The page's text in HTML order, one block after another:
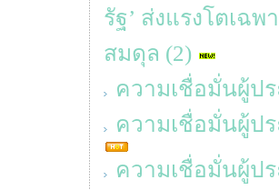
รัฐ’ ส่งแรงโตเฉ
สมดุล (2)
ความเชื่อมั่นผู้ป
ความเชื่อมั่นผู้ป
ความเชื่อมั่นผู้ป